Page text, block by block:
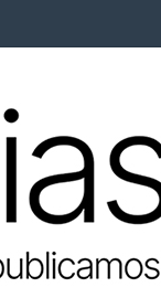
terapia capilar e